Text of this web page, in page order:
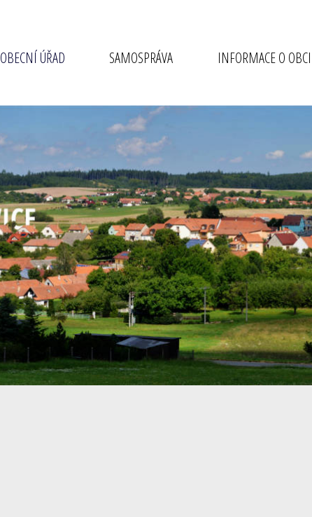
OBECNÍ ÚŘAD SAMOSPRÁVA INFORMACE O OBCI